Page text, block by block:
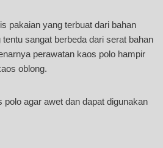
pakaian yang terbuat dari bahan
sangat berbeda dari serat bahan
perawatan kaos polo hampir
oblong.
agar awet dan dapat digunakan